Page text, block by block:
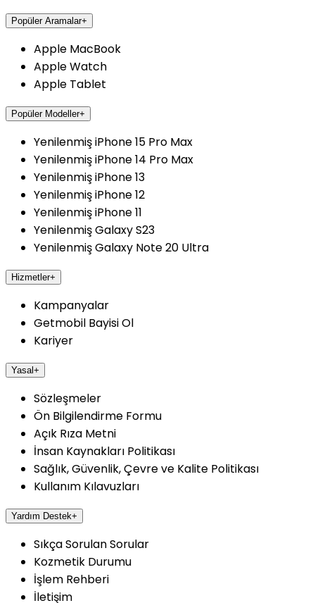
Popüler Aramalar+
Apple MacBook
Apple Watch
Apple Tablet
Popüler Modeller+
Yenilenmiş iPhone 15 Pro Max
Yenilenmiş iPhone 14 Pro Max
Yenilenmiş iPhone 13
Yenilenmiş iPhone 12
Yenilenmiş iPhone 11
Yenilenmiş Galaxy S23
Yenilenmiş Galaxy Note 20 Ultra
Hizmetler+
Kampanyalar
Getmobil Bayisi Ol
Kariyer
Yasal+
Sözleşmeler
Ön Bilgilendirme Formu
Açık Rıza Metni
İnsan Kaynakları Politikası
Sağlık, Güvenlik, Çevre ve Kalite Politikası
Kullanım Kılavuzları
Yardım Destek+
Sıkça Sorulan Sorular
Kozmetik Durumu
İşlem Rehberi
İletişim